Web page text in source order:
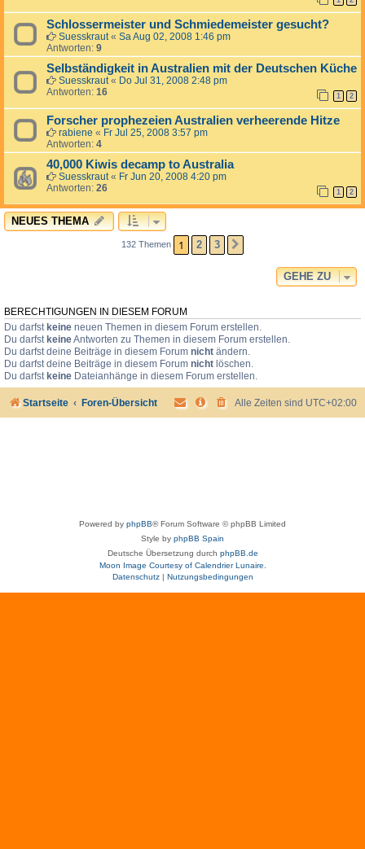
Schlossermeister und Schmiedemeister gesucht?
Suesskraut« Sa Aug 02, 2008 1:46 pm
Antworten: 9
Selbständigkeit in Australien mit der Deutschen Küche
Suesskraut« Do Jul 31, 2008 2:48 pm
Antworten: 16 1 2
Forscher prophezeien Australien verheerende Hitze
rabiene « Fr Jul 25, 2008 3:57 pm
Antworten: 4
40,000 Kiwis decamp to Australia
Suesskraut« Fr Jun 20, 2008 4:20 pm
Antworten: 26 1 2
NEUES THEMA
132 Themen 1 2 3
GEHE ZU
BERECHTIGUNGEN IN DIESEM FORUM
Du darfst keine neuen Themen in diesem Forum erstellen.
Du darfst keineAntworten zu Themen in diesem Forum erstellen.
Du darfst deine Beiträge in diesem Forum nicht ändern.
Du darfst deine Beiträge in diesem Forum nicht löschen.
Du darfst keine Dateianhänge in diesem Forum erstellen.
Startseite Foren-Übersicht Alle Zeiten sind UTC+02:00
Powered by phpBB® Forum Software © phpBB Limited
Style by phpBB Spain
Deutsche Übersetzung durch phpBB.de
Moon Image Courtesy of Calendrier Lunaire.
Datenschutz| Nutzungsbedingungen